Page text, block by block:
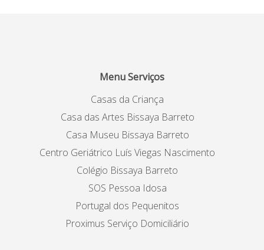
Menu Serviços
Casas da Criança
Casa das Artes Bissaya Barreto
Casa Museu Bissaya Barreto
Centro Geriátrico Luís Viegas Nascimento
Colégio Bissaya Barreto
SOS Pessoa Idosa
Portugal dos Pequenitos
Proximus Serviço Domiciliário